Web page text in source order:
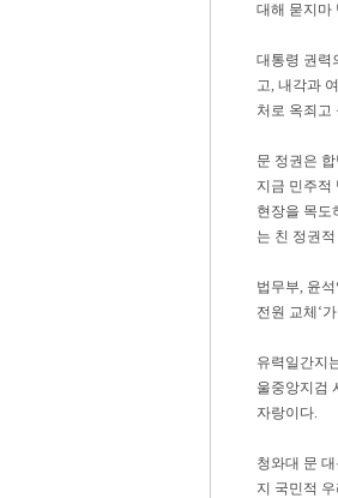
대해 묻지마
대통령 권력
고, 내각과
처로 옥죄고
문 정권은
지금 민주적
현장을 목도
는 친 정권
법무부, 윤
전원 교체‘
유력일간지
울중앙지검
자랑이다.
청와대 문
지 국민적